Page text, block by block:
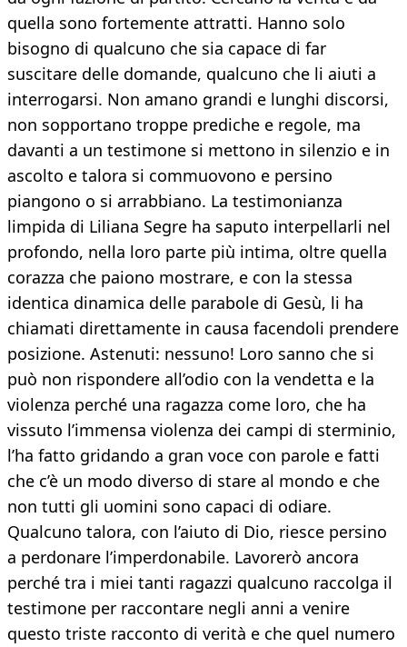
quella sono fortemente attratti. Hanno solo
bisogno di qualcuno che sia capace di far
suscitare delle domande, qualcuno che li aiuti a
interrogarsi. Non amano grandi e lunghi discorsi,
non sopportano troppe prediche e regole, ma
davanti a un testimone si mettono in silenzio e in
ascolto e talora si commuovono e persino
piangono o si arrabbiano. La testimonianza
limpida di Liliana Segre ha saputo interpellarli nel
profondo, nella loro parte più intima, oltre quella
corazza che paiono mostrare, e con la stessa
identica dinamica delle parabole di Gesù, li ha
chiamati direttamente in causa facendoli prendere
posizione. Astenuti: nessuno! Loro sanno che si
può non rispondere all’odio con la vendetta e la
violenza perché una ragazza come loro, che ha
vissuto l’immensa violenza dei campi di sterminio,
l’ha fatto gridando a gran voce con parole e fatti
che c’è un modo diverso di stare al mondo e che
non tutti gli uomini sono capaci di odiare.
Qualcuno talora, con l’aiuto di Dio, riesce persino
a perdonare l’imperdonabile. Lavorerò ancora
perché tra i miei tanti ragazzi qualcuno raccolga il
testimone per raccontare negli anni a venire
questo triste racconto di verità e che quel numero